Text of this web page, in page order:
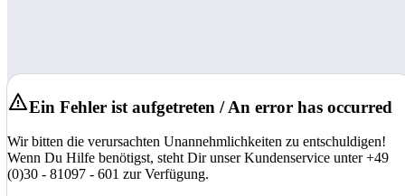
Ein Fehler ist aufgetreten / An error has occurred
Wir bitten die verursachten Unannehmlichkeiten zu entschuldigen!
Wenn Du Hilfe benötigst, steht Dir unser Kundenservice unter +49
(0)30 - 81097 - 601 zur Verfügung.